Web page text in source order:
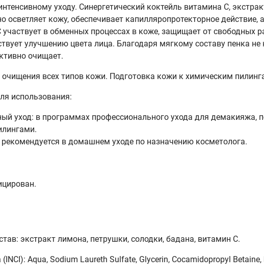
уходу. Синергетический коктейль витамина С,
осветляет кожу, обеспечивает капилляропротекторное действие,
в обменных процессах в коже, защищает от свободных
улучшению цвета лица. Благодаря мягкому составу пенка
очищает.
очищения всех типов кожи. Подготовка кожи к химическим
использования:
уход: в программах профессионального ухода для демакияжа,
в домашнем уходе по назначению косметолога.
экстракт лимона, петрушки, солодки, бадана, витамин C.
(INCI): Aqua, Sodium Laureth Sulfate, Glycerin, Cocamidopropyl